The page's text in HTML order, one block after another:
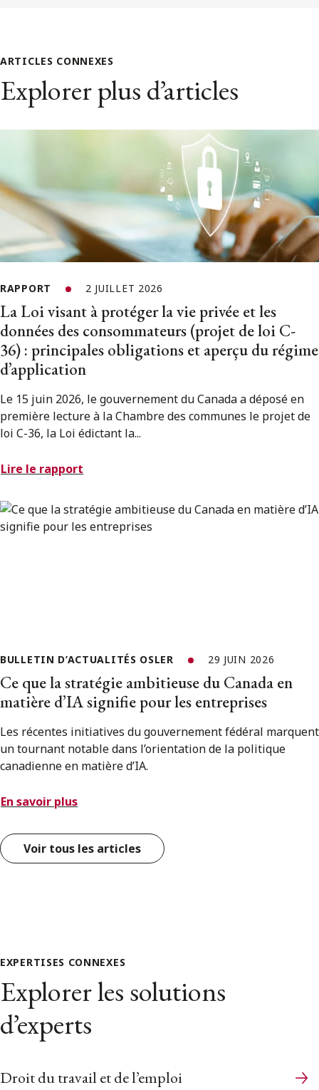
ARTICLES CONNEXES
Explorer plus d’articles
RAPPORT 2 JUILLET 2026
La Loi visant à protéger la vie privée et les
données des consommateurs (projet de loi C-
36) : principales obligations et aperçu du régime
d’application
Le 15 juin 2026, le gouvernement du Canada a déposé en
première lecture à la Chambre des communes le projet de
loi C-36, la Loi édictant la...
Lire le rapport
BULLETIN D’ACTUALITÉS OSLER 29 JUIN 2026
Ce que la stratégie ambitieuse du Canada en
matière d’IA signifie pour les entreprises
Les récentes initiatives du gouvernement fédéral marquent
un tournant notable dans l’orientation de la politique
canadienne en matière d’IA.
En savoir plus
Voir tous les articles
EXPERTISES CONNEXES
Explorer les solutions
d’experts
Droit du travail et de l’emploi